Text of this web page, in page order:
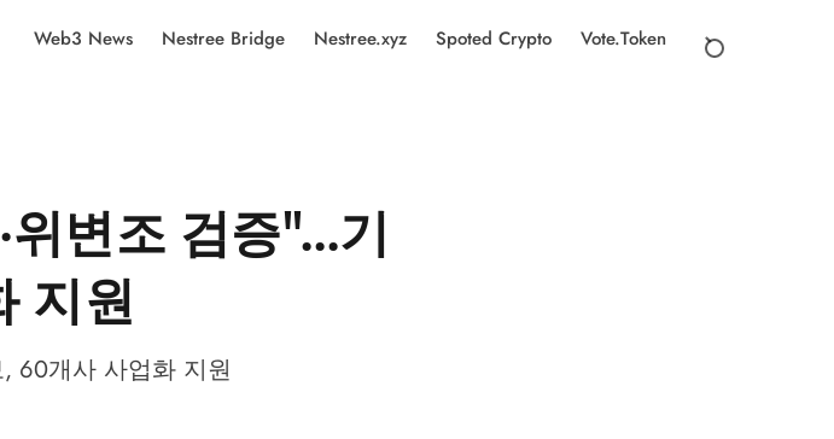
Web3 News Nestree Bridge Nestree.xyz Spoted Crypto Vote.Token
변조 검증"...기
지원
60개사 사업화 지원